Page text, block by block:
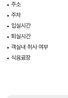
주소
주차
입실시간
퇴실시간
객실내 취사 여부
식음료장